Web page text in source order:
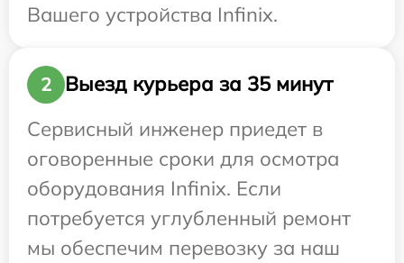
Вашего устройства Infinix.
2
Выезд курьера за 35 минут
Сервисный инженер приедет в
оговоренные сроки для осмотра
оборудования Infinix. Если
потребуется углубленный ремонт
мы обеспечим перевозку за наш